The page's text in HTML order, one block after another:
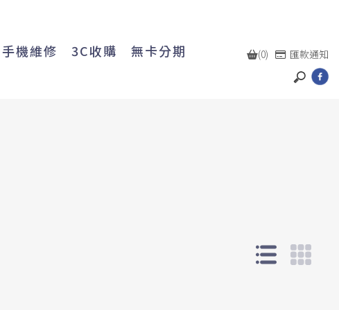
(0) 匯款通知
手機維修 3C收購
無卡分期